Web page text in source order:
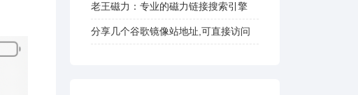
老王磁力：专业的磁力链接搜索引擎
分享几个谷歌镜像站地址,可直接访问